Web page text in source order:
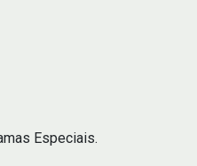
Especiais.